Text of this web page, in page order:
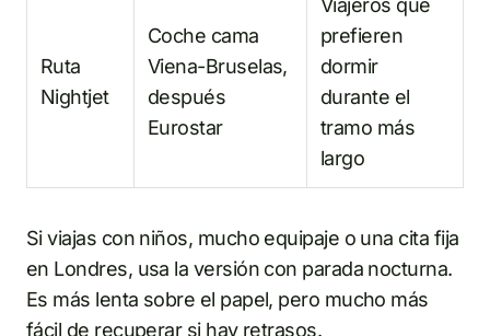
Ruta
Nightjet
Coche cama
Viena-Bruselas,
después
Eurostar
Viajeros que
prefieren
dormir
durante el
tramo más
largo
Si viajas con niños, mucho equipaje o una cita fija
en Londres, usa la versión con parada nocturna.
Es más lenta sobre el papel, pero mucho más
fácil de recuperar si hay retrasos.